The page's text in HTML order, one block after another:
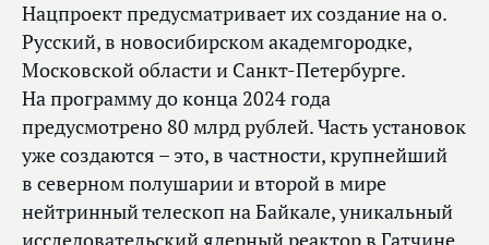
Нацпроект предусматривает их создание на о.
Русский, в новосибирском академгородке,
Московской области и Санкт-Петербурге.
На программу до конца 2024 года
предусмотрено 80 млрд рублей. Часть установок
уже создаются – это, в частности, крупнейший
в северном полушарии и второй в мире
нейтринный телескоп на Байкале, уникальный